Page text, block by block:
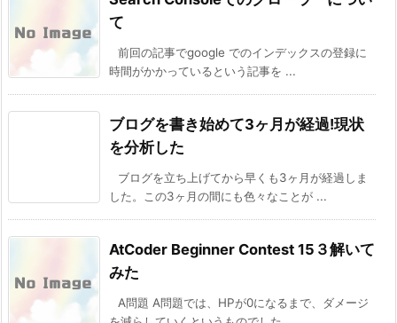
て
前回の記事でgoogle でのインデックスの登録に
時間がかかっているという記事を ...
ブログを書き始めて3ヶ月が経過!現状
を分析した
ブログを立ち上げてから早くも3ヶ月が経過しま
した。この3ヶ月の間にも色々なことが ...
AtCoder Beginner Contest 15３解いて
みた
A問題 A問題では、HPが0になるまで、ダメージ